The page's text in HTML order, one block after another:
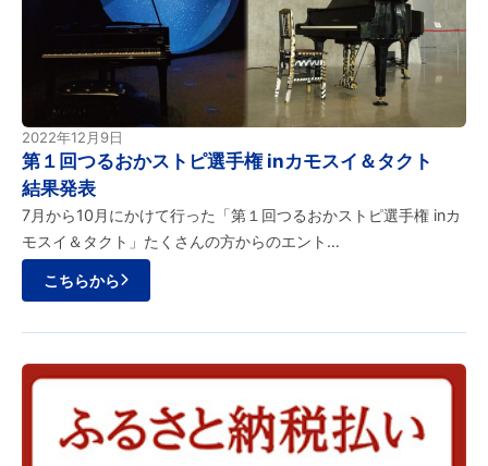
2022年12月9日
第１回つるおかストピ選手権 inカモスイ＆タクト
結果発表
7月から10月にかけて行った「第１回つるおかストピ選手権 inカ
モスイ＆タクト」たくさんの方からのエント…
こちらから